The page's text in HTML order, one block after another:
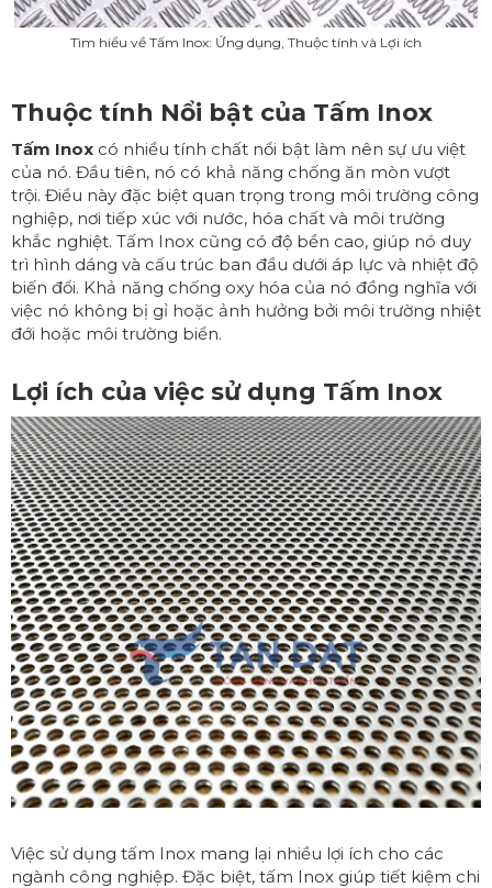
Tìm hiểu về Tấm Inox: Ứng dụng, Thuộc tính và Lợi ích
Thuộc tính Nổi bật của Tấm Inox
Tấm Inox có nhiều tính chất nổi bật làm nên sự ưu việt
của nó. Đầu tiên, nó có khả năng chống ăn mòn vượt
trội. Điều này đặc biệt quan trọng trong môi trường công
nghiệp, nơi tiếp xúc với nước, hóa chất và môi trường
khắc nghiệt. Tấm Inox cũng có độ bền cao, giúp nó duy
trì hình dáng và cấu trúc ban đầu dưới áp lực và nhiệt độ
biến đổi. Khả năng chống oxy hóa của nó đồng nghĩa với
việc nó không bị gỉ hoặc ảnh hưởng bởi môi trường nhiệt
đới hoặc môi trường biển.
Lợi ích của việc sử dụng Tấm Inox
Việc sử dụng tấm Inox mang lại nhiều lợi ích cho các
ngành công nghiệp. Đặc biệt, tấm Inox giúp tiết kiệm chi